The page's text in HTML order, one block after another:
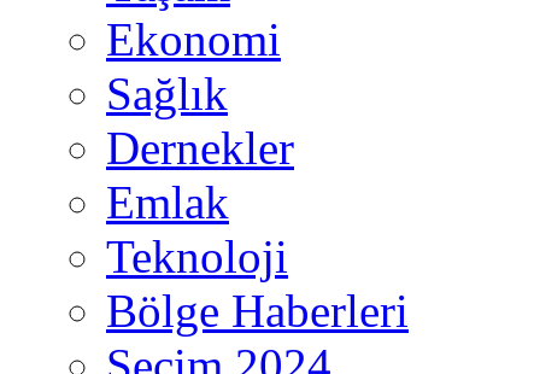
Ekonomi
Sağlık
Dernekler
Emlak
Teknoloji
Bölge Haberleri